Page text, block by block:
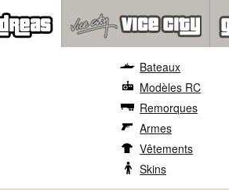
Bateaux
Modèles RC
Remorques
Armes
Vêtements
Skins